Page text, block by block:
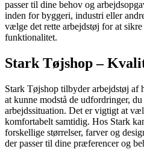
passer til dine behov og
inden for byggeri, industri eller
vælge det rette arbejdstøj for at
funktionalitet.
Stark Tøjshop –
Stark Tøjshop tilbyder arbejdstøj af
at kunne modstå de udfordringer,
arbejdssituation. Det er vigtigt at
komfortabelt samtidig. Hos Stark
forskellige størrelser, farver og
der passer til dine præferencer og